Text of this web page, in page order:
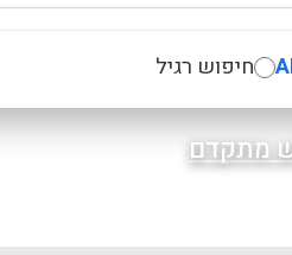
חיפוש רגיל
מתקדם